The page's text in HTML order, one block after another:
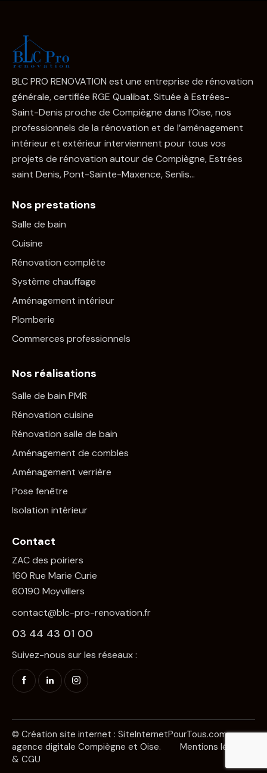
BLC PRO RENOVATION est une entreprise de rénovation
générale, certifiée RGE Qualibat. Située à Estrées-
Saint-Denis proche de Compiègne dans l’Oise, nos
professionnels de la rénovation et de l’aménagement
intérieur et extérieur interviennent pour tous vos
projets de rénovation autour de Compiègne, Estrées
saint Denis, Pont-Sainte-Maxence, Senlis…
Nos prestations
Salle de bain
Cuisine
Rénovation complète
Système chauffage
Aménagement intérieur
Plomberie
Commerces professionnels
Nos réalisations
Salle de bain PMR
Rénovation cuisine
Rénovation salle de bain
Aménagement de combles
Aménagement verrière
Pose fenêtre
Isolation intérieur
Contact
ZAC des poiriers
160 Rue Marie Curie
60190 Moyvillers
contact@blc-pro-renovation.fr
03 44 43 01 00
Suivez-nous sur les réseaux :
© Création site internet : SiteInternetPourTous.com
agence digitale Compiègne et Oise. Mentions légales
& CGU